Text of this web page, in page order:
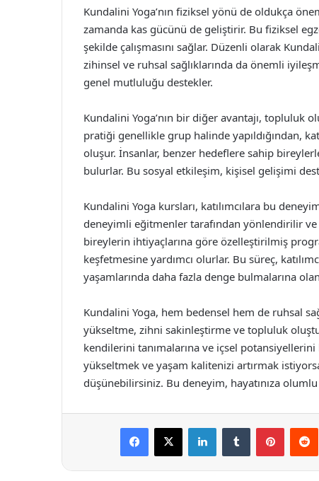
Kundalini Yoga’nın fiziksel yönü de oldukça
zamanda kas gücünü de geliştirir. Bu fiziksel
şekilde çalışmasını sağlar. Düzenli olarak
zihinsel ve ruhsal sağlıklarında da önemli
genel mutluluğu destekler.
Kundalini Yoga’nın bir diğer avantajı, topluluk
pratiği genellikle grup halinde yapıldığından,
oluşur. İnsanlar, benzer hedeflere sahip
bulurlar. Bu sosyal etkileşim, kişisel gelişimi
Kundalini Yoga kursları, katılımcılara bu
deneyimli eğitmenler tarafından yönlendirilir ve
bireylerin ihtiyaçlarına göre özelleştirilmiş
keşfetmesine yardımcı olurlar. Bu süreç,
yaşamlarında daha fazla denge bulmalarına
Kundalini Yoga, hem bedensel hem de ruhsal
yükseltme, zihni sakinleştirme ve topluluk
kendilerini tanımalarına ve içsel
yükseltmek ve yaşam kalitenizi artırmak
düşünebilirsiniz. Bu deneyim, hayatınıza
Facebook
X LinkedInTumblr Pinterest